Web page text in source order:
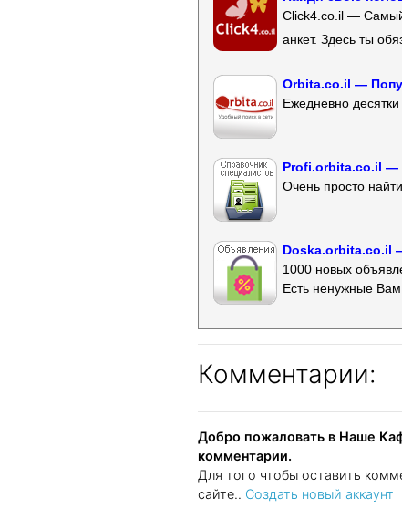
Click4.co.il —
анкет. Здесь ты
Orbita.co.il —
Ежедневно
Profi.orbita.co.il —
Очень просто
Doska.orbita.co.il
1000 новых
Есть ненужные
Комментарии:
Добро пожаловать в Наше
комментарии.
Для того чтобы оставить
сайте.. Создать новый аккаунт